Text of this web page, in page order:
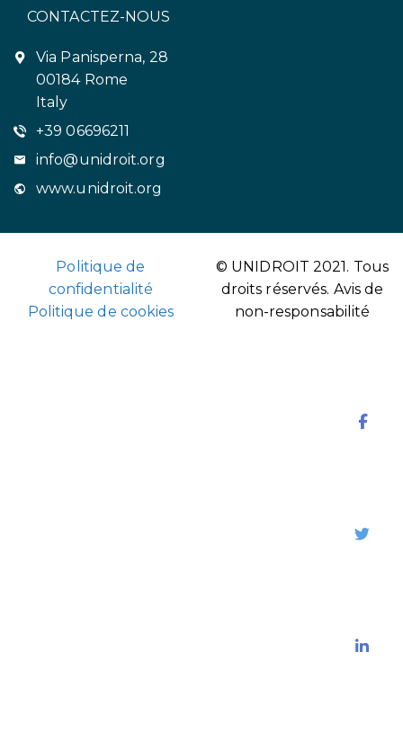
CONTACTEZ-NOUS
Via Panisperna, 28
00184 Rome
Italy
+39 06696211
info@unidroit.org
www.unidroit.org
Politique de
confidentialité
Politique de cookies
© UNIDROIT 2021. Tous
droits réservés. Avis de
non-responsabilité